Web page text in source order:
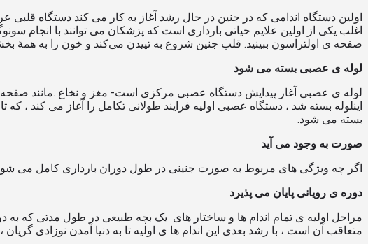
اولین دستگاه اندامی که در جنین در حال رشد آغاز به کار می کند دستگاه
اغلب یکی از اولین علایم حیاتی بارداری است که پزشکان می توانند با انجام
صفحه ی اولتراسون ببینید. قلب جنین شروع به تپیدن می‌کند و خون را به همهٔ
لوله ی عصبی بسته می شود
لوله ی عصبی آغاز پیدایش دستگاه عصبی مرکزی است- مغز و نخاع .مانند
بسته می شود.
صورت به وجود می آید
اگر چه ویژگی های مربوط به صورت جنینی در طول دوران بارداری کامل می
دوره ی رویانی پایان می پذیرد
مراحل اولیه ی تمام اندام ها و ساختار های یک بچه طبیعی در طول مدتی که
متعاقب آن است ، با رشد بعدی این اندام ها ی اولیه تا به دنیا آمدن نوزادی